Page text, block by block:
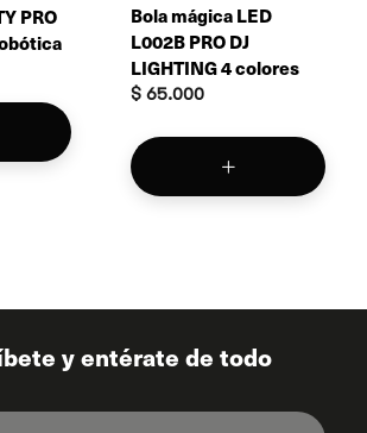
PRO
Bola mágica LED
L002B PRO DJ
LIGHTING 4 colores
$ 65.000
y entérate de todo